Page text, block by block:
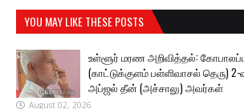
YOU MAY LIKE THESE POSTS
உள்ளூர் மரண அறிவித்தல்:
(காட்டுக்குளம் பள்ளிவாசல் தெரு)
அப்ஜல் தீன் (அச்சாலு) அவர்கள்
August 02, 2026